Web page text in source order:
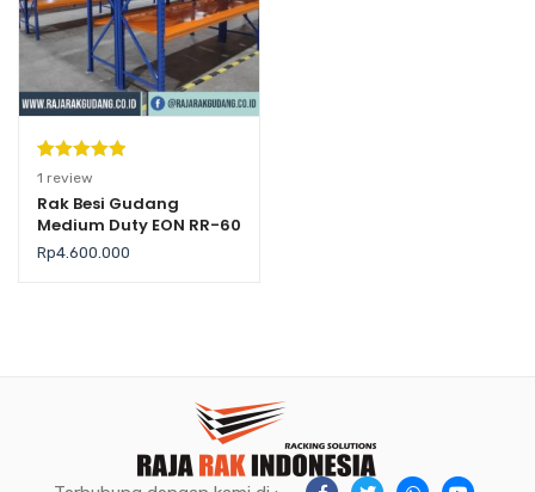
Peringkat
5.00dari 5
berdasarka
n
1
penilaian
1 review
Rak Besi Gudang
Medium Duty EON RR-60
Rp4.600.000